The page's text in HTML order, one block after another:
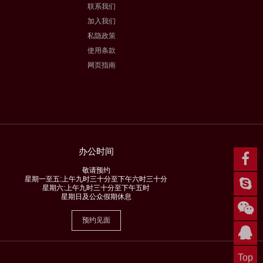
Top
联系我们
加入我们
私隐政策
使用条款
网页指南
办公时间
敬请预约
星期一至五:上午九时三十分至下午六时三十分
星期六:上午九时三十分至下午五时
星期日及公众假期休息
预约见面